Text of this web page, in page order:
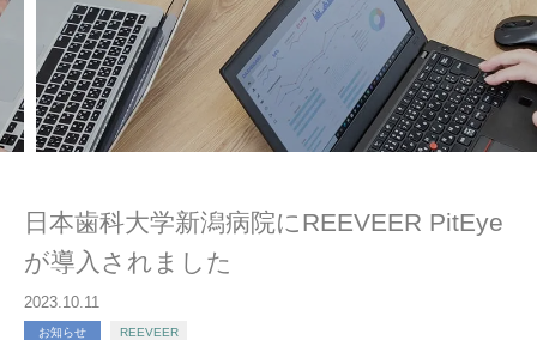
日本歯科大学新潟病院にREEVEER PitEye
が導入されました
2023.10.11
お知らせ REEVEER